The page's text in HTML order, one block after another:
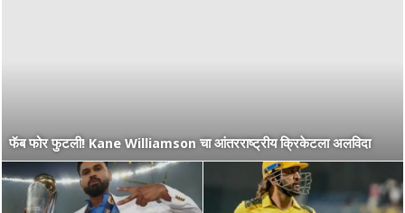
फॅब फोर फुटली! Kane Williamson चा आंतरराष्ट्रीय क्रिकेटला अलविदा
मेहनत आणि CSK चा विश्वास…